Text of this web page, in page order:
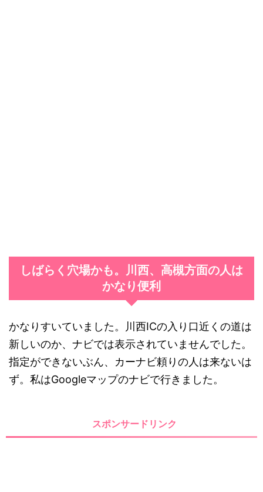
しばらく穴場かも。川西、高槻方面の人は
かなり便利
かなりすいていました。川西ICの入り口近くの道は
新しいのか、ナビでは表示されていませんでした。
指定ができないぶん、カーナビ頼りの人は来ないは
ず。私はGoogleマップのナビで行きました。
スポンサードリンク